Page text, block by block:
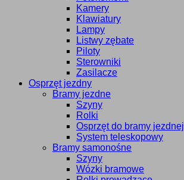
Kamery
Klawiatury
Lampy
Listwy zębate
Piloty
Sterowniki
Zasilacze
Osprzęt jezdny
Bramy jezdne
Szyny
Rolki
Osprzęt do bramy jezdnej
System teleskopowy
Bramy samonośne
Szyny
Wózki bramowe